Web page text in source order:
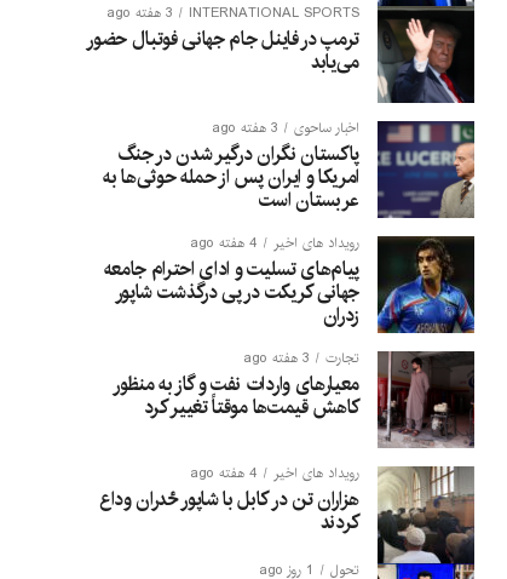
INTERNATIONAL SPORTS 3 هفته ago
ترمپ در فاینل جام جهانی فوتبال حضور
می‌یابد
اخبار ساحوی 3 هفته ago
پاکستان نگران درگیر شدن در جنگ
امریکا و ایران پس از حمله حوثی‌ها به
عربستان است
رویداد های اخیر 4 هفته ago
پیام‌های تسلیت و ادای احترام جامعه
جهانی کریکت در پی درگذشت شاپور
زدران
تجارت 3 هفته ago
معیارهای واردات نفت و گاز به منظور
کاهش قیمت‌ها موقتاً تغییر کرد
رویداد های اخیر 4 هفته ago
هزاران تن در کابل با شاپور ځدران وداع
کردند
تحول 1 روز ago